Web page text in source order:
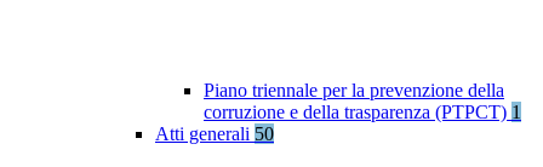
Piano triennale per la prevenzione della
corruzione e della trasparenza (PTPCT) 1
Atti generali 50